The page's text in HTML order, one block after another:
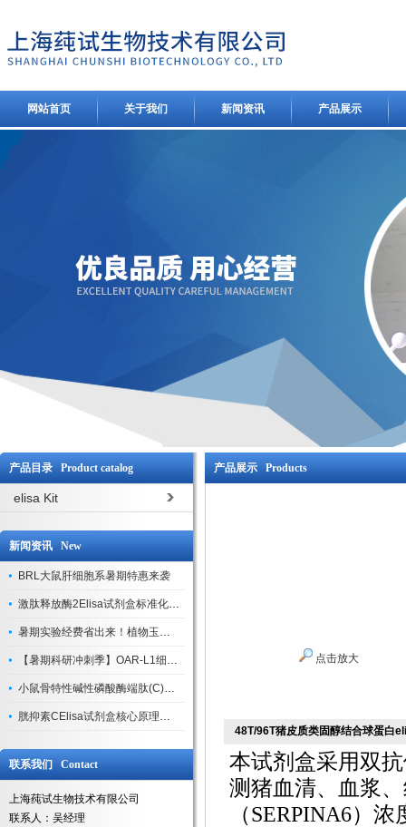
网站首页 关于我们 新闻资讯 产品展示
产品目录 Product catalog
elisa Kit
新闻资讯 New
BRL大鼠肝细胞系暑期特惠来袭
激肽释放酶2Elisa试剂盒标准化实验操作与质控体系解析
暑期实验经费省出来！植物玉米索核苷（ZR ）elisa酶联免疫试剂盒
【暑期科研冲刺季】OAR-L1细胞专用培养基特惠，助力实验高效突破
小鼠骨特性碱性磷酸酶端肽(C)elisa试剂盒大促，骨科研人速囤
胱抑素CElisa试剂盒核心原理、产品特性与全流程操作规范详解
联系我们 Contact
上海莼试生物技术有限公司
联系人：吴经理
产品展示 Products
点击放大
48T/96T猪皮质类固醇结合球蛋白
本试剂盒采用双
测猪血清、血浆
（SERPINA6）